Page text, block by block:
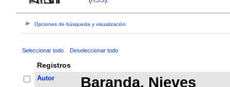
Opciones de búsqueda y visualización
Seleccionar todo Deseleccionar todo
Registros
Autor Baranda, Nieves